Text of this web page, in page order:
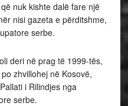
nuk kishte dalë fare një
nisi gazeta e përditshme,
serbe.
deri në prag të 1999-tës,
zhvillohej në Kosovë,
i Rilindjes nga
serbe.